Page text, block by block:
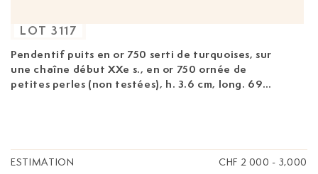
Pendentif puits en or 750 serti de turquoises, sur
une chaîne début XXe s., en or 750 ornée de
petites perles (non testées), h. 3.6 cm, long. 69
LOT 3117
ESTIMATION CHF 2 000 - 3,000